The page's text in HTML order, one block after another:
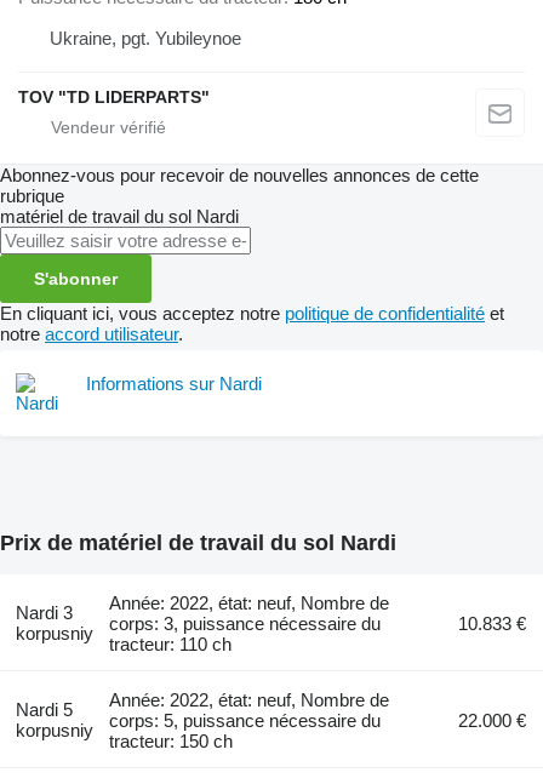
Ukraine, pgt. Yubileynoe
TOV "TD LIDERPARTS"
Abonnez-vous pour recevoir de nouvelles annonces de cette
rubrique
matériel de travail du sol Nardi
S'abonner
En cliquant ici, vous acceptez notre politique de confidentialité et
notre accord utilisateur.
Informations sur Nardi
Prix de matériel de travail du sol Nardi
Nardi 3
korpusniy
Année: 2022, état: neuf, Nombre de
corps: 3, puissance nécessaire du
tracteur: 110 ch
10.833 €
Nardi 5
korpusniy
Année: 2022, état: neuf, Nombre de
corps: 5, puissance nécessaire du
tracteur: 150 ch
22.000 €